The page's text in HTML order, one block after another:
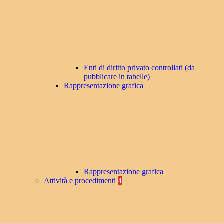
Enti di diritto privato controllati (da
pubblicare in tabelle)
Rappresentazione grafica
Rappresentazione grafica
Attività e procedimenti 4